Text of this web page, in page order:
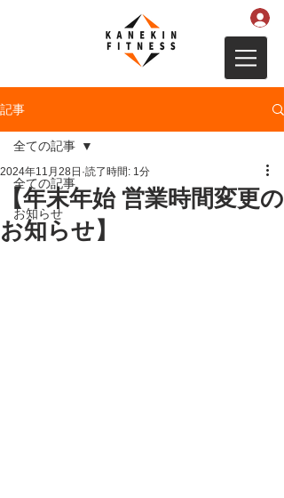
記事
全ての記事
お知らせ
全ての記事
【年末年始 営業時間変更の
お知らせ】
2024年11月28日 読了時間: 1分